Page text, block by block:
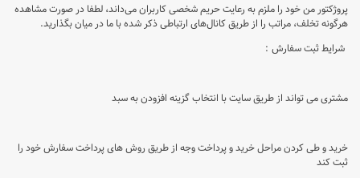
پروژکتور من خود را ملزم به رعایت حریم شخصی کاربران می‌داند، لطفا در صورت مشاهده
هرگونه تخلف، مراتب را از طریق کانال‏‌های ارتباطی ذکر شده با ما در میان بگذارید.
شرایط ثبت سفارش :
مشتری می تواند از طریق سایت با انتخاب گزینه افزودن به سبد
خرید و طی کردن مراحل خرید و پرداخت وجه از طریق روش های پرداخت سفارش خود را
ثبت کند